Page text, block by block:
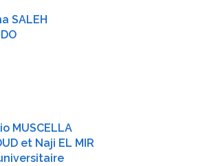
SALEH
MUSCELLA
et Naji EL MIR